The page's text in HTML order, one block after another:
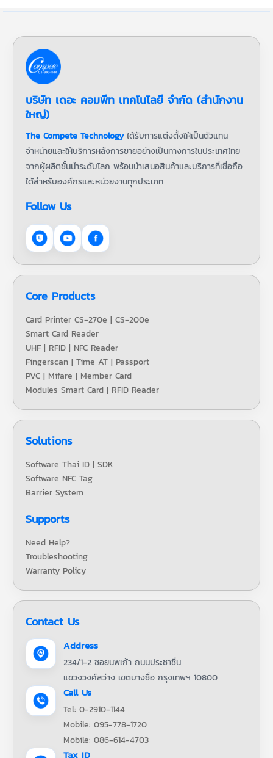
บริษัท เดอะ คอมพีท เทคโนโลยี จำกัด (สำนักงาน
ใหญ่)
The Compete Technologyได้รับการแต่งตั้งให้เป็นตัวแทน
จำหน่ายและให้บริการหลังการขายอย่างเป็นทางการในประเทศไทย
จากผู้ผลิตชั้นนำระดับโลก พร้อมนำเสนอสินค้าและบริการที่เชื่อถือ
ได้สำหรับองค์กรและหน่วยงานทุกประเภท
Follow Us
Core Products
Card Printer CS-270e | CS-200e
Smart Card Reader
UHF | RFID | NFC Reader
Fingerscan | Time AT | Passport
PVC | Mifare | Member Card
Modules Smart Card | RFID Reader
Solutions
Software Thai ID | SDK
Software NFC Tag
Barrier System
Supports
Need Help?
Troubleshooting
Warranty Policy
Contact Us
Address
234/1-2 ซอยนพเก้า ถนนประชาชื่น
แขวงวงศ์สว่าง เขตบางซื่อ กรุงเทพฯ 10800
Call Us
Tel: 0-2910-1144
Mobile: 095-778-1720
Mobile: 086-614-4703
Tax ID